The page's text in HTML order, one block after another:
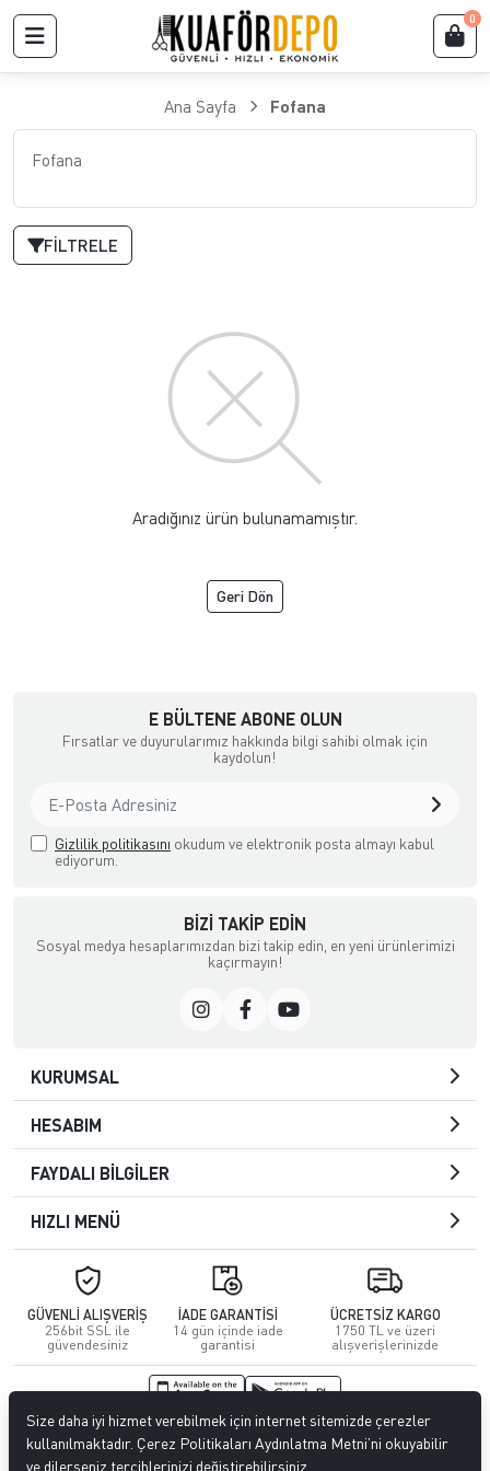
0
Ana Sayfa Fofana
Fofana
FILTRELE
Aradığınız ürün bulunamamıştır.
Geri Dön
E BÜLTENE ABONE OLUN
Fırsatlar ve duyurularımız hakkında bilgi sahibi olmak için
kaydolun!
Gizlilik politikasını okudum ve elektronik posta almayı kabul
ediyorum.
BIZI TAKIP EDIN
Sosyal medya hesaplarımızdan bizi takip edin, en yeni ürünlerimizi
kaçırmayın!
KURUMSAL
HESABIM
FAYDALI BİLGİLER
HIZLI MENÜ
GÜVENLİ ALIŞVERİŞ
256bit SSL ile
güvendesiniz
İADE GARANTİSİ
14 gün içinde iade
garantisi
ÜCRETSİZ KARGO
1750 TL ve üzeri
alışverişlerinizde
© 2026Kuafördepo. Tüm hakları saklıdır.
Size daha iyi hizmet verebilmek için internet sitemizde çerezler
kullanılmaktadır. Çerez Politikaları Aydınlatma Metni’ni okuyabilir
ve dilerseniz tercihlerinizi değiştirebilirsiniz.